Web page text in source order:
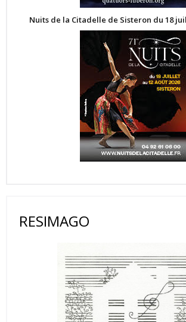
Nuits de la Citadelle de Sisteron du 18
RESIMAGO